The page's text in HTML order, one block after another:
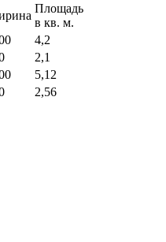
Площадь
в кв. м.
4,2
2,1
5,12
2,56